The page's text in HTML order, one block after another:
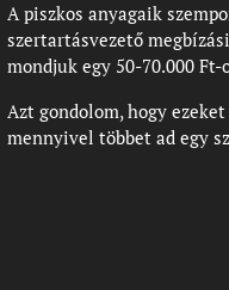
A piszkos anyagaik
szertartásvezető
mondjuk egy 50-70.000 Ft-
Azt gondolom, hogy
mennyivel többet ad egy